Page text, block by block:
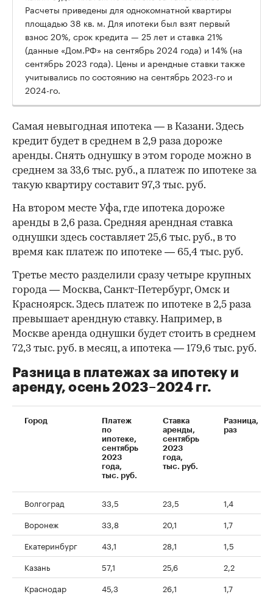
00:00 / 00:00
Расчеты приведены для однокомнатной квартиры
площадью 38 кв. м. Для ипотеки был взят первый
взнос 20%, срок кредита — 25 лет и ставка 21%
(данные «Дом.РФ» на сентябрь 2024 года) и 14% (на
сентябрь 2023 года). Цены и арендные ставки также
учитывались по состоянию на сентябрь 2023-го и
2024-го.
Самая невыгодная ипотека — в Казани. Здесь
кредит будет в среднем в 2,9 раза дороже
аренды. Снять однушку в этом городе можно в
среднем за 33,6 тыс. руб., а платеж по ипотеке за
такую квартиру составит 97,3 тыс. руб.
На втором месте Уфа, где ипотека дороже
аренды в 2,6 раза. Средняя арендная ставка
однушки здесь составляет 25,6 тыс. руб., в то
время как платеж по ипотеке — 65,4 тыс. руб.
Третье место разделили сразу четыре крупных
города — Москва, Санкт-Петербург, Омск и
Красноярск. Здесь платеж по ипотеке в 2,5 раза
превышает арендную ставку. Например, в
Москве аренда однушки будет стоить в среднем
72,3 тыс. руб. в месяц, а ипотека — 179,6 тыс. руб.
Разница в платежах за ипотеку и
аренду, осень 2023–2024 гг.
Город
Платеж
по
ипотеке,
сентябрь
2023
года,
тыс. руб.
Ставка
аренды,
сентябрь
2023
года,
тыс. руб.
Разница,
раз
Волгоград 33,5 23,5
1,4
Воронеж
33,8 20,1
1,7
Екатеринбург
43,1 28,1
1,5
Казань
57,1 25,6
2,2
Краснодар
45,3 26,1 1,7